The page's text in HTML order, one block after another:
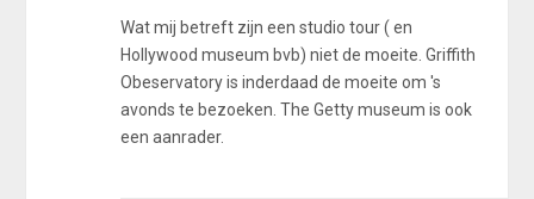
Wat mij betreft zijn een studio tour ( en
Hollywood museum bvb) niet de moeite. Griffith
Obeservatory is inderdaad de moeite om 's
avonds te bezoeken. The Getty museum is ook
een aanrader.